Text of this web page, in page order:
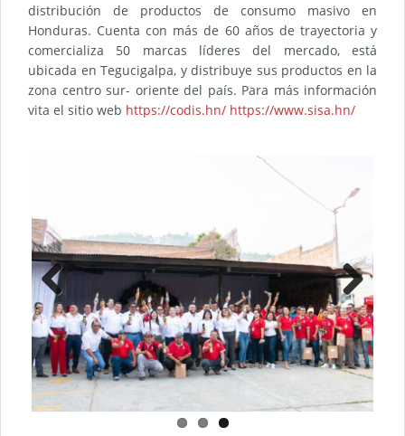
distribución de productos de consumo masivo en
Honduras. Cuenta con más de 60 años de trayectoria y
comercializa 50 marcas líderes del mercado, está
ubicada en Tegucigalpa, y distribuye sus productos en la
zona centro sur- oriente del país. Para más información
vita el sitio web https://codis.hn/ https://www.sisa.hn/
Previ
ous
Next